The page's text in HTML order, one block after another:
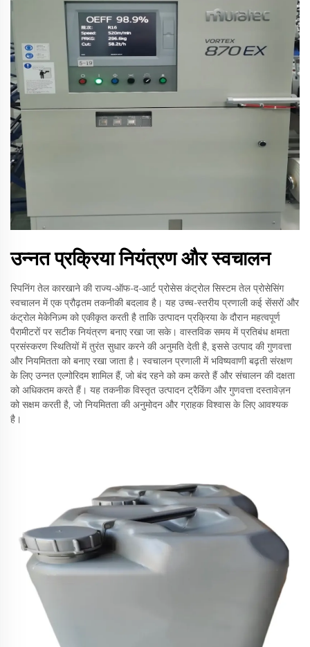
उन्नत प्रक्रिया नियंत्रण और स्वचालन
स्पिनिंग तेल कारखाने की राज्य-ऑफ-द-आर्ट प्रोसेस कंट्रोल सिस्टम तेल प्रोसेसिंग
स्वचालन में एक प्रौढ़तम तकनीकी बदलाव है। यह उच्च-स्तरीय प्रणाली कई सेंसरों और
कंट्रोल मेकेनिज़्म को एकीकृत करती है ताकि उत्पादन प्रक्रिया के दौरान महत्वपूर्ण
पैरामीटरों पर सटीक नियंत्रण बनाए रखा जा सके। वास्तविक समय में प्रतिबंध क्षमता
प्रसंस्करण स्थितियों में तुरंत सुधार करने की अनुमति देती है, इससे उत्पाद की गुणवत्ता
और नियमितता को बनाए रखा जाता है। स्वचालन प्रणाली में भविष्यवाणी बढ़ती संरक्षण
के लिए उन्नत एल्गोरिदम शामिल हैं, जो बंद रहने को कम करते हैं और संचालन की दक्षता
को अधिकतम करते हैं। यह तकनीक विस्तृत उत्पादन ट्रैकिंग और गुणवत्ता दस्तावेज़न
को सक्षम करती है, जो नियमितता की अनुमोदन और ग्राहक विश्वास के लिए आवश्यक
है।